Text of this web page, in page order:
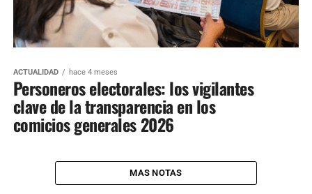
ACTUALIDAD hace 4 meses
Personeros electorales: los vigilantes
clave de la transparencia en los
comicios generales 2026
MAS NOTAS